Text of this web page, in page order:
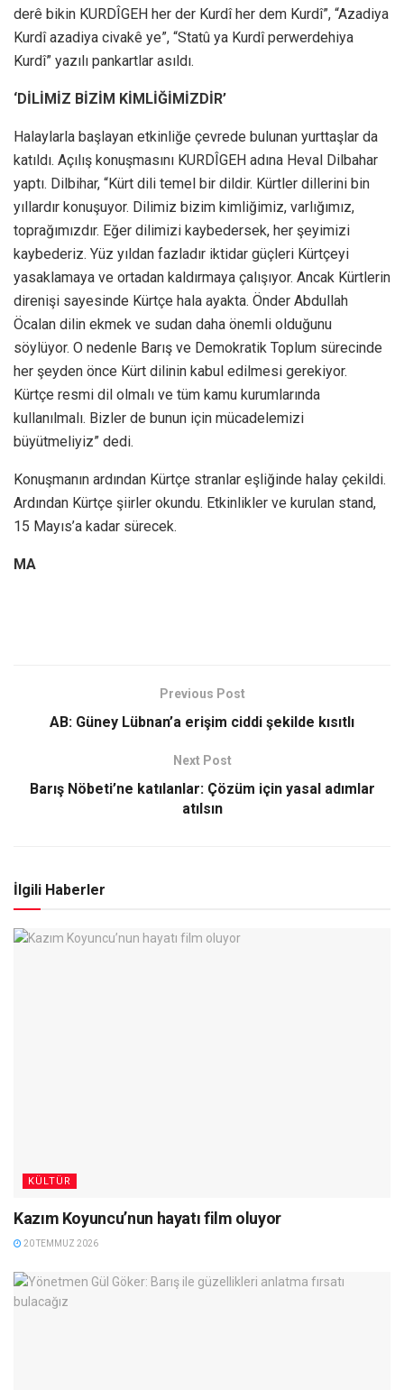
derê bikin KURDÎGEH her der Kurdî her dem Kurdî”, “Azadiya
Kurdî azadiya civakê ye”, “Statû ya Kurdî perwerdehiya
Kurdî” yazılı pankartlar asıldı.
‘DİLİMİZ BİZİM KİMLİĞİMİZDİR’
Halaylarla başlayan etkinliğe çevrede bulunan yurttaşlar da
katıldı. Açılış konuşmasını KURDÎGEH adına Heval Dilbahar
yaptı. Dilbihar, “Kürt dili temel bir dildir. Kürtler dillerini bin
yıllardır konuşuyor. Dilimiz bizim kimliğimiz, varlığımız,
toprağımızdır. Eğer dilimizi kaybedersek, her şeyimizi
kaybederiz. Yüz yıldan fazladır iktidar güçleri Kürtçeyi
yasaklamaya ve ortadan kaldırmaya çalışıyor. Ancak Kürtlerin
direnişi sayesinde Kürtçe hala ayakta. Önder Abdullah
Öcalan dilin ekmek ve sudan daha önemli olduğunu
söylüyor. O nedenle Barış ve Demokratik Toplum sürecinde
her şeyden önce Kürt dilinin kabul edilmesi gerekiyor.
Kürtçe resmi dil olmalı ve tüm kamu kurumlarında
kullanılmalı. Bizler de bunun için mücadelemizi
büyütmeliyiz” dedi.
Konuşmanın ardından Kürtçe stranlar eşliğinde halay çekildi.
Ardından Kürtçe şiirler okundu. Etkinlikler ve kurulan stand,
15 Mayıs’a kadar sürecek.
MA
Previous Post
AB: Güney Lübnan’a erişim ciddi şekilde kısıtlı
Next Post
Barış Nöbeti’ne katılanlar: Çözüm için yasal adımlar
atılsın
İlgili Haberler
KÜLTÜR
Kazım Koyuncu’nun hayatı film oluyor
20 TEMMUZ 2026